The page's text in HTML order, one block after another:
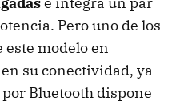
Pero uno de los
modelo en
su conectividad, ya
Bluetooth dispone